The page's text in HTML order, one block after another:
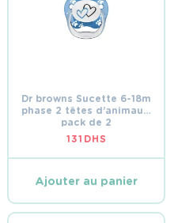
Dr browns Sucette 6-18m
phase 2 têtes d’animaux,
pack de 2
131 DHS
Ajouter au panier